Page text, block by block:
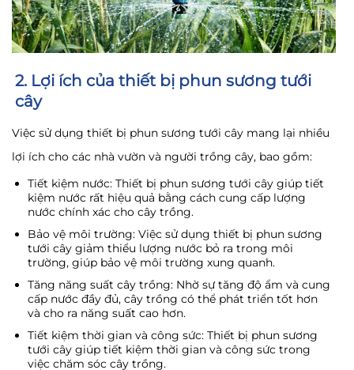
2. Lợi ích của thiết bị phun sương tưới
cây
Việc sử dụng thiết bị phun sương tưới cây mang lại nhiều
lợi ích cho các nhà vườn và người trồng cây, bao gồm:
Tiết kiệm nước: Thiết bị phun sương tưới cây giúp tiết
kiệm nước rất hiệu quả bằng cách cung cấp lượng
nước chính xác cho cây trồng.
Bảo vệ môi trường: Việc sử dụng thiết bị phun sương
tưới cây giảm thiểu lượng nước bỏ ra trong môi
trường, giúp bảo vệ môi trường xung quanh.
Tăng năng suất cây trồng: Nhờ sự tăng độ ẩm và cung
cấp nước đầy đủ, cây trồng có thể phát triển tốt hơn
và cho ra năng suất cao hơn.
Tiết kiệm thời gian và công sức: Thiết bị phun sương
tưới cây giúp tiết kiệm thời gian và công sức trong
việc chăm sóc cây trồng.